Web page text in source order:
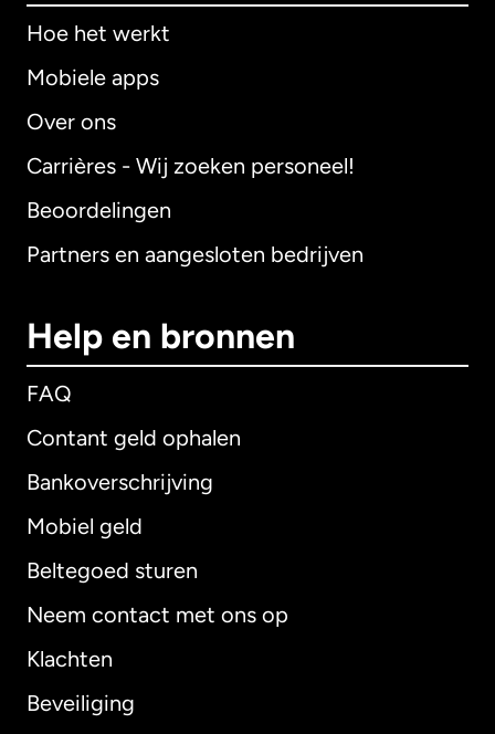
Hoe het werkt
Mobiele apps
Over ons
Carrières - Wij zoeken personeel!
Beoordelingen
Partners en aangesloten bedrijven
Help en bronnen
FAQ
Contant geld ophalen
Bankoverschrijving
Mobiel geld
Beltegoed sturen
Neem contact met ons op
Klachten
Beveiliging